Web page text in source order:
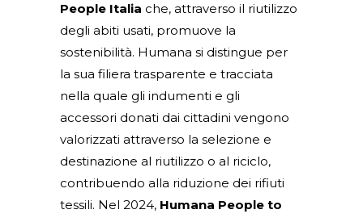
People Italia che, attraverso il riutilizzo
degli abiti usati, promuove la
sostenibilità. Humana si distingue per
la sua filiera trasparente e tracciata
nella quale gli indumenti e gli
accessori donati dai cittadini vengono
valorizzati attraverso la selezione e
destinazione al riutilizzo o al riciclo,
contribuendo alla riduzione dei rifiuti
tessili. Nel 2024, Humana People to